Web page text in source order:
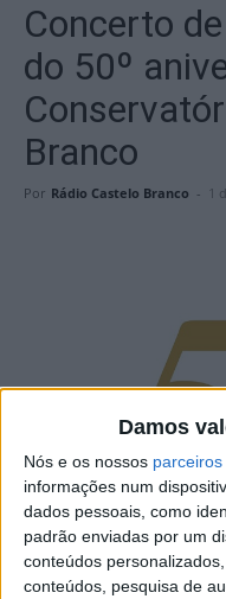
Damos
Nós e os nossos parceiros
informações num
dados pessoais, como
padrão enviadas por um
conteúdos
conteúdos, pesquisa de
Concerto
do 50º
Branco
Por Rádio Castelo Branco - 1